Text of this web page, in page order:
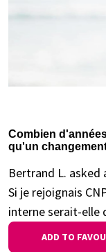
Combien
qu'un
Bertrand L. asked
Si je rejoignais
interne serait-elle
ADD TO